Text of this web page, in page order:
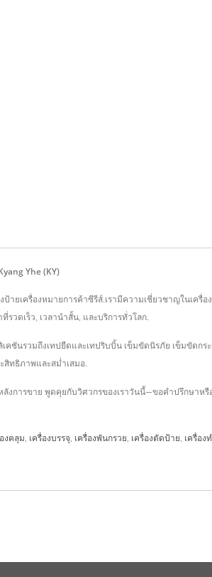
Yhe (KY)
ายเครื่องหมายการค้าซีรีส์.เรามีความเชี่ยวชาญในเครื่
วดเร็ว, เวลานำสั้น, และบริการทั่วโลก.
เคชันรวมถึงเทปยืดและเทปริบบิ้น เข็มขัดนิรภัย เข็มขัด
ทธิภาพและสม่ำเสมอ.
ารขาย พูดคุยกับวิศวกรของเราวันนี้—ขอคำปรึกษาหรื
งคลุม เครื่องบรรจุ เครื่องพันกรวย เครื่องตัดป้าย เครื่อง